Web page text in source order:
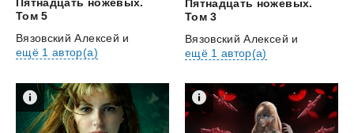
Том 5
Вязовский Алексей и
ещё 1 автор(а)
Пятнадцать ножевых.
Том 3
Вязовский Алексей и
ещё 1 автор(а)